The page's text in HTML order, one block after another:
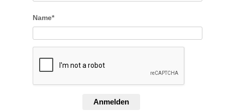
Name*
Anmelden